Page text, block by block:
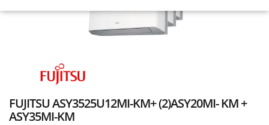
FUJITSU ASY3525U12MI-KM+ (2)ASY20MI- KM +
ASY35MI-KM